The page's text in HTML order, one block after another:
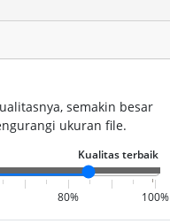
semakin besar
ukuran file.
80% 100%